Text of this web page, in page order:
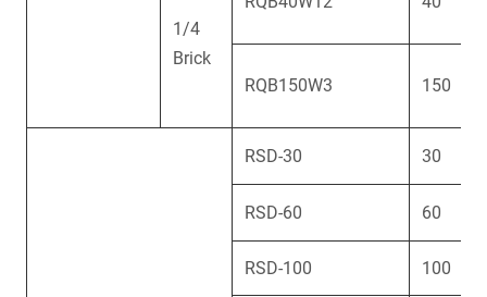
1/4
Brick
RQB150W3 150
RSD-30 30
RSD-60 60
RSD-100 100